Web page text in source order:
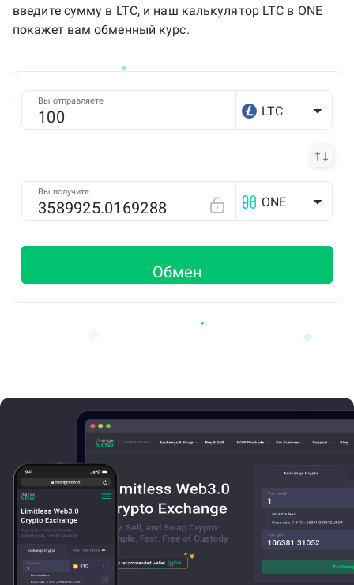
введите сумму в LTC, и наш калькулятор LTC в ONE
покажет вам обменный курс.
Вы отправляете
LTC
Вы получите
ONE
Обмен